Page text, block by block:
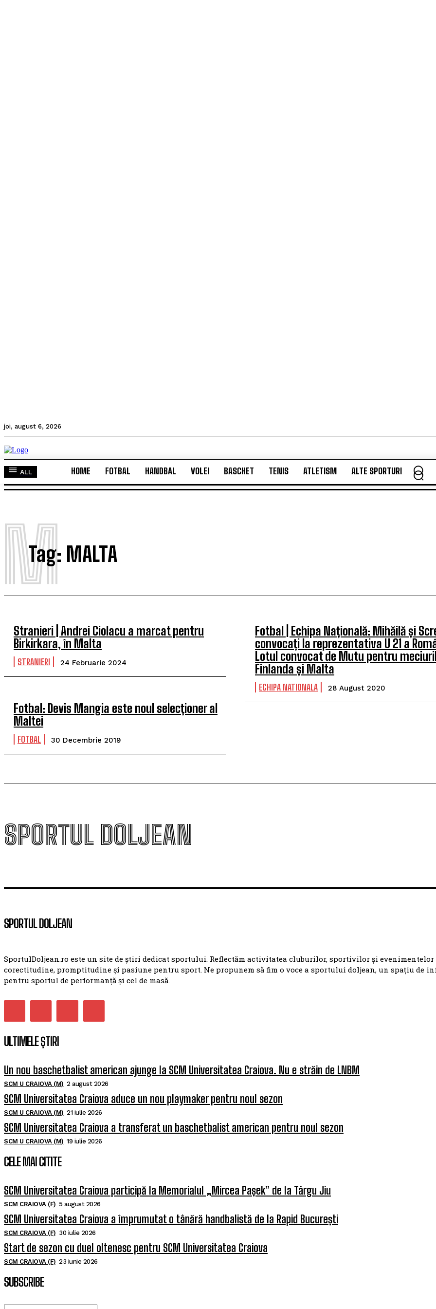
joi, august 6, 2026
ALL HOME FOTBAL HANDBAL VOLEI BASCHET TENIS ATLETISM ALTE SPORTURI
ALL HOME FOTBAL HANDBAL VOLEI BASCHET TENIS ATLETISM ALTE SPORTURI
Tag: MALTA
M
Stranieri | Andrei Ciolacu a marcat pentru
Birkirkara, în Malta
STRANIERI 24 Februarie 2024
Fotbal | Echipa Națională: Mihăilă și
convocați la reprezentativa U 21 a
Lotul convocat de Mutu pentru
Finlanda și Malta
ECHIPA NATIONALA 28 August 2020
Fotbal: Devis Mangia este noul selecționer al
Maltei
FOTBAL 30 Decembrie 2019
SPORTUL DOLJEAN
SPORTUL DOLJEAN
SportulDoljean.ro este un site de știri dedicat sportului. Reflectăm activitatea cluburilor, sportivilor și
corectitudine, promptitudine și pasiune pentru sport. Ne propunem să fim o voce a sportului doljean, un spațiu de
pentru sportul de performanță și cel de masă.
ULTIMELE ȘTIRI
Un nou baschetbalist american ajunge la SCM Universitatea Craiova. Nu e străin de LNBM
SCM U CRAIOVA (M) 2 august 2026
SCM Universitatea Craiova aduce un nou playmaker pentru noul sezon
SCM U CRAIOVA (M) 21 iulie 2026
SCM Universitatea Craiova a transferat un baschetbalist american pentru noul sezon
SCM U CRAIOVA (M) 19 iulie 2026
CELE MAI CITITE
SCM Universitatea Craiova participă la Memorialul „Mircea Pașek” de la Târgu Jiu
SCM CRAIOVA (F) 5 august 2026
SCM Universitatea Craiova a împrumutat o tânără handbalistă de la Rapid București
SCM CRAIOVA (F) 30 iulie 2026
Start de sezon cu duel oltenesc pentru SCM Universitatea Craiova
SCM CRAIOVA (F) 23 iunie 2026
SUBSCRIBE